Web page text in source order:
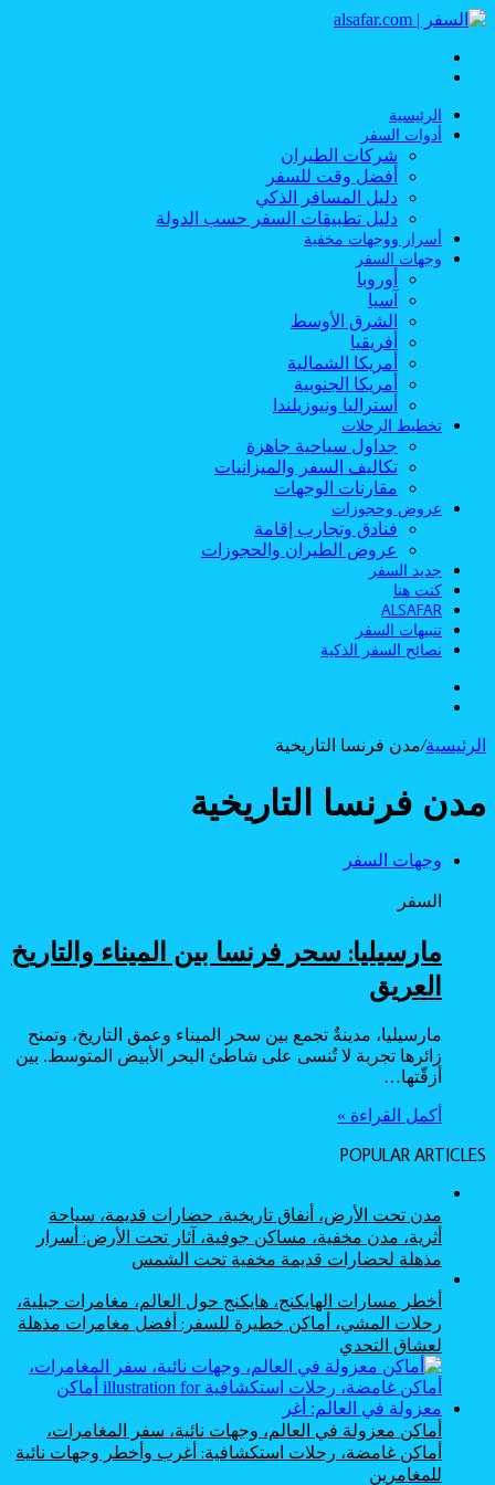
الرئيسية
أدوات السفر
شركات الطيران
أفضل وقت للسفر
دليل المسافر الذكي
دليل تطبيقات السفر حسب الدولة
أسرار ووجهات مخفية
وجهات السفر
أوروبا
آسيا
الشرق الأوسط
أفريقيا
أمريكا الشمالية
أمريكا الجنوبية
أستراليا ونيوزيلندا
تخطيط الرحلات
جداول سياحية جاهزة
تكاليف السفر والميزانيات
مقارنات الوجهات
عروض وحجوزات
فنادق وتجارب إقامة
عروض الطيران والحجوزات
جديد السفر
كنت هنا
ALSAFAR
تنبيهات السفر
نصائح السفر الذكية
الرئيسية/مدن فرنسا التاريخية
مدن فرنسا التاريخية
وجهات السفر
السفر
مارسيليا: سحر فرنسا بين الميناء والتاريخ
العريق
مارسيليا، مدينةٌ تجمع بين سحر الميناء وعمق التاريخ، وتمنح
زائرها تجربة لا تُنسى على شاطئ البحر الأبيض المتوسط. بين
أزقّتها…
أكمل القراءة »
POPULAR ARTICLES
مدن تحت الأرض، أنفاق تاريخية، حضارات قديمة، سياحة
أثرية، مدن مخفية، مساكن جوفية، آثار تحت الأرض: أسرار
مذهلة لحضارات قديمة مخفية تحت الشمس
أخطر مسارات الهايكنج، هايكنج حول العالم، مغامرات جبلية،
رحلات المشي، أماكن خطيرة للسفر: أفضل مغامرات مذهلة
لعشاق التحدي
أماكن معزولة في العالم، وجهات نائية، سفر المغامرات،
أماكن غامضة، رحلات استكشافية: أغرب وأخطر وجهات نائية
للمغامرين